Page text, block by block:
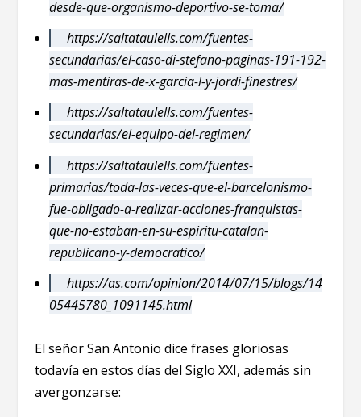
desde-que-organismo-deportivo-se-toma/
https://saltataulells.com/fuentes-
secundarias/el-caso-di-stefano-paginas-191-192-
mas-mentiras-de-x-garcia-l-y-jordi-finestres/
https://saltataulells.com/fuentes-
secundarias/el-equipo-del-regimen/
https://saltataulells.com/fuentes-
primarias/toda-las-veces-que-el-barcelonismo-
fue-obligado-a-realizar-acciones-franquistas-
que-no-estaban-en-su-espiritu-catalan-
republicano-y-democratico/
https://as.com/opinion/2014/07/15/blogs/14
05445780_1091145.html
El señor San Antonio dice frases gloriosas
todavía en estos días del Siglo XXI, además sin
avergonzarse: